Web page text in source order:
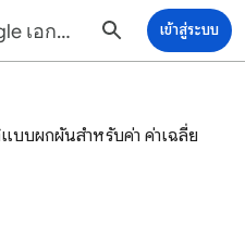
เครื่องมือแก้ไข Google เอกสาร ความช่วยเหลือ เข้าสู่ระบบ
บบผกผันสำหรับค่า ค่าเฉลี่ย